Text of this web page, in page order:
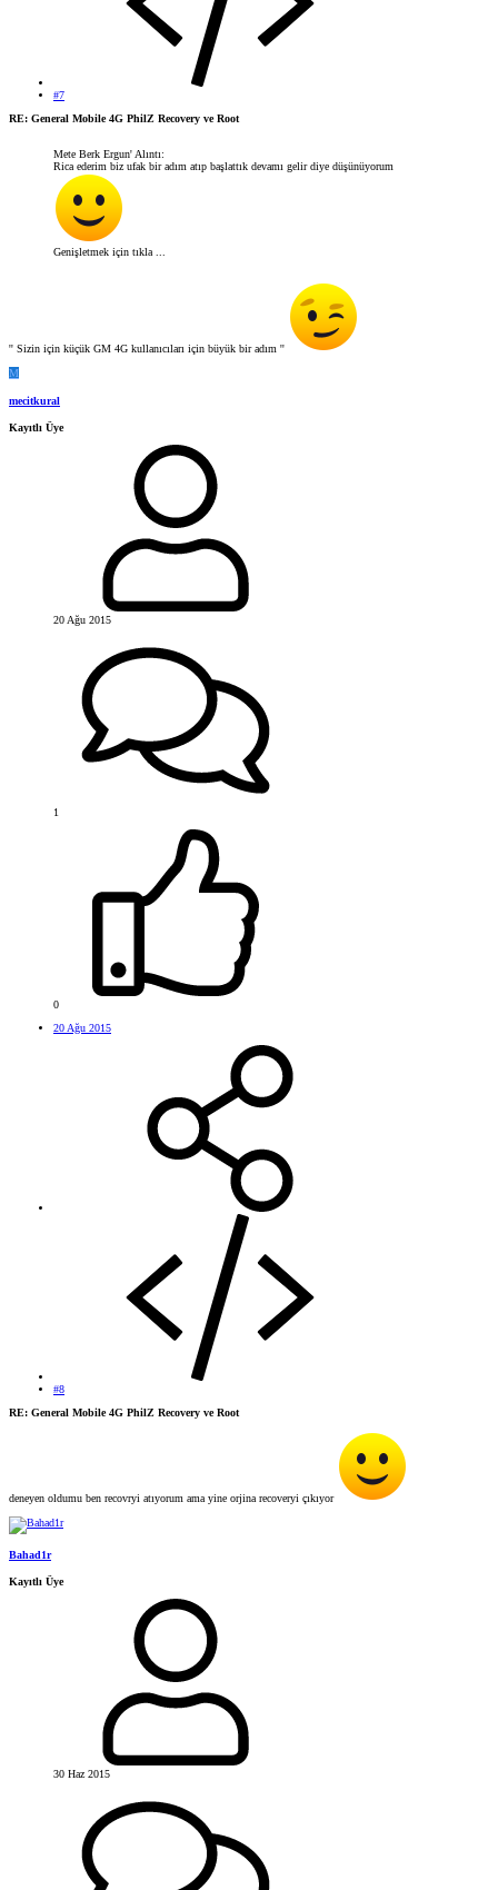
#7
RE: General Mobile 4G PhilZ Recovery ve Root
Mete Berk Ergun' Alıntı:
Rica ederim biz ufak bir adım atıp başlattık devamı gelir diye düşünüyorum
Genişletmek için tıkla ...
'' Sizin için küçük GM 4G kullanıcıları için büyük bir adım ''
M
mecitkural
Kayıtlı Üye
20 Ağu 2015
1
0
20 Ağu 2015
#8
RE: General Mobile 4G PhilZ Recovery ve Root
deneyen oldumu ben recovryi atıyorum ama yine orjina recoveryi çıkıyor
Bahad1r
Kayıtlı Üye
30 Haz 2015